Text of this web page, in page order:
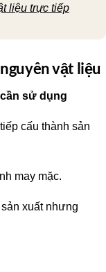
liệu trực tiếp
vật liệu
sử dụng
cấu thành sản
may mặc.
xuất nhưng